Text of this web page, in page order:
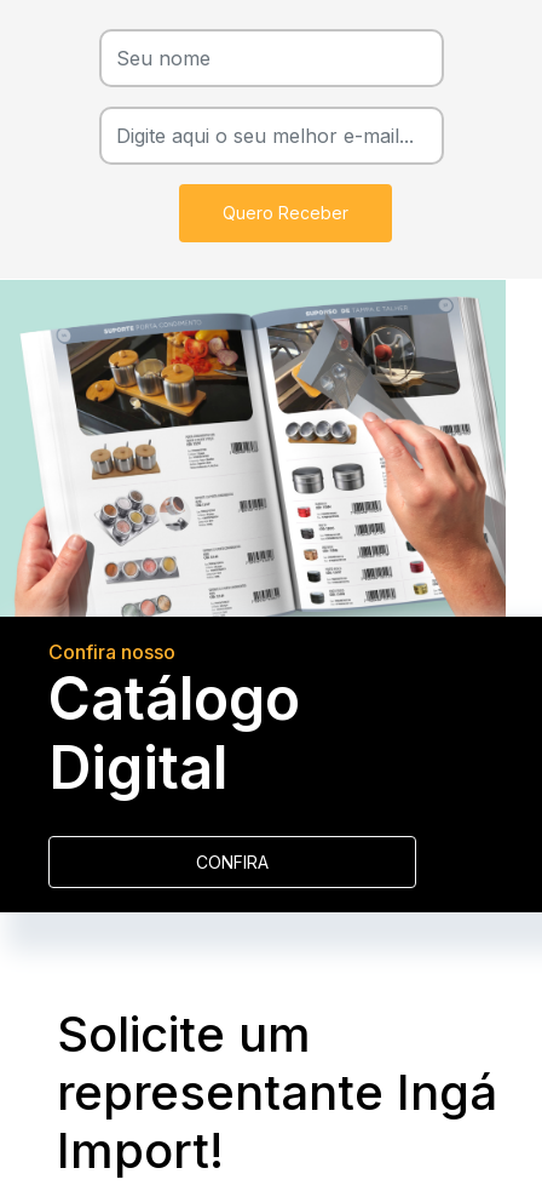
Quero Receber
Confira nosso
Catálogo
Digital
CONFIRA
Solicite um
representante Ingá
Import!